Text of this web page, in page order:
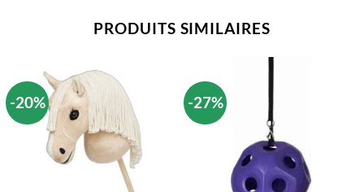
PRODUITS SIMILAIRES
-20% -27%